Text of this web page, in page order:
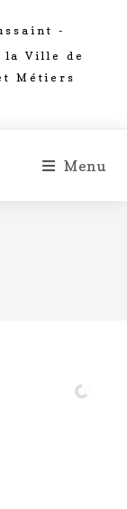
-
la Ville de
Métiers
Menu